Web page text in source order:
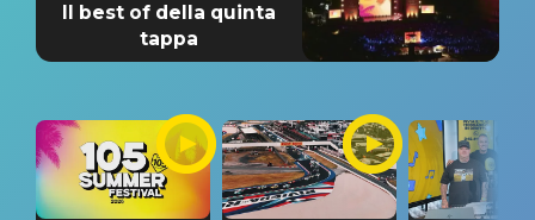
Il best of della quinta
tappa